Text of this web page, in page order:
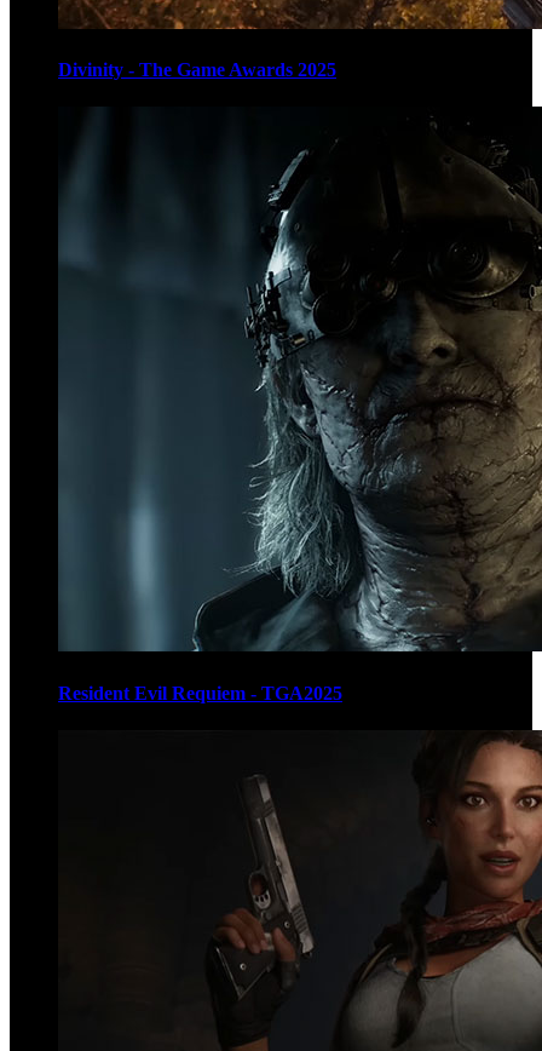
Divinity - The Game Awards 2025
Resident Evil Requiem - TGA2025